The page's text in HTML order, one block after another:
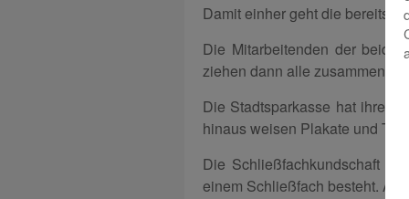
Damit einher geht die bereits
Die Mitarbeitenden der
ziehen dann alle zusammen
Die Stadtsparkasse hat ihre
hinaus weisen Plakate und
Die Schließfachkundschaft
einem Schließfach besteht.